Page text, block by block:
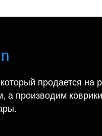
продается на
а производим